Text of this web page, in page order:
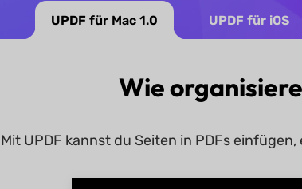
UPDF für Mac 1.0 UPDF für iOS
Wie
Mit UPDF kannst du Seiten in PDFs